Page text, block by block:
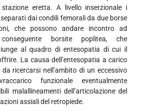
stazione eretta. A livello inserzionale i
dai condili femorali da due borse
che possono andare incontro ad
borsite poplitea, che
al quadro di entesopatia di cui il
La causa dell’entesopatia a carico
ricercarsi nell’ambito di un eccessivo
funzionale eventualmente
malallineamenti dell’articolazione del
assiali del retropiede.